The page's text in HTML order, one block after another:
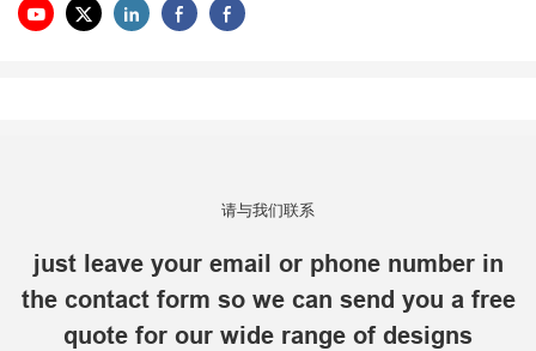
请与我们联系
just leave your email or phone number in
the contact form so we can send you a free
quote for our wide range of designs